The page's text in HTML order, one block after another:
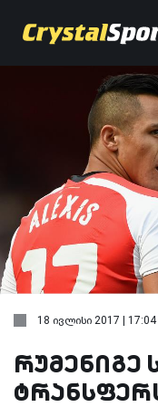
18 ივლისი 2017 | 17:04
რუმენიგე